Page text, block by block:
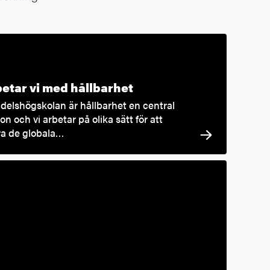
vi med hållbarhet
är hållbarhet en central
och vi arbetar på olika sätt för att
de globala…